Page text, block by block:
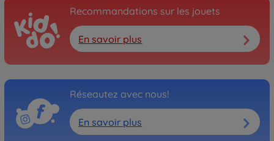
Recommandations sur les jouets
En savoir plus
Réseautez avec nous!
En savoir plus